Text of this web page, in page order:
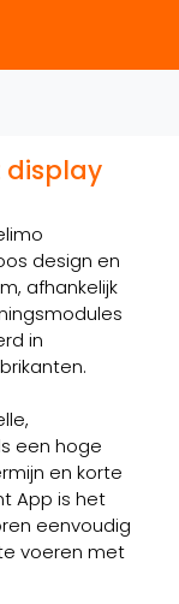
display
design en
afhankelijk
in
een hoge
en korte
App is het
eenvoudig
voeren met